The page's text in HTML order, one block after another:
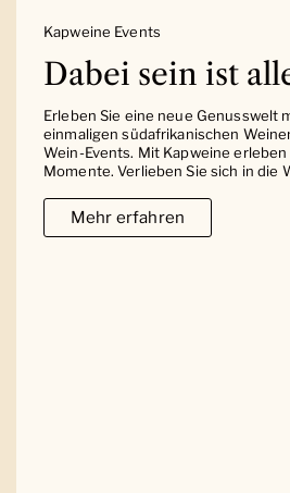
Kapweine Events
Dabei sein ist
Erleben Sie eine neue Genusswelt
einmaligen südafrikanischen
Wein-Events. Mit Kapweine erleben
Momente. Verlieben Sie sich in die
Mehr erfahren